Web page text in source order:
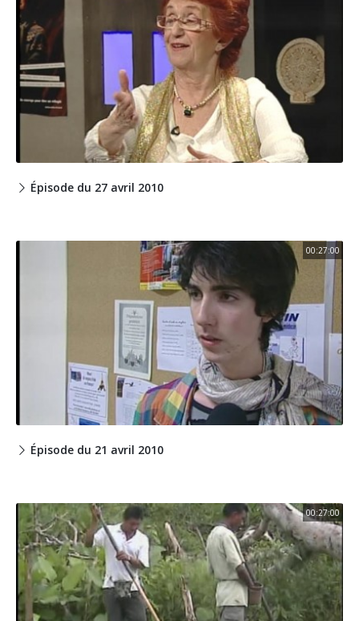
Épisode du 27 avril 2010
00:27:00
Épisode du 21 avril 2010
00:27:00